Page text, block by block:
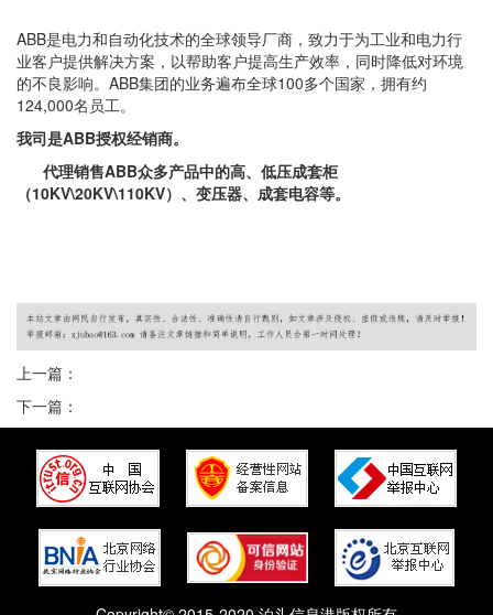
ABB是电力和自动化技术的全球领导厂商，致力于为工业和电力行
业客户提供解决方案，以帮助客户提高生产效率，同时降低对环境
的不良影响。ABB集团的业务遍布全球100多个国家，拥有约
124,000名员工。
我司是ABB授权经销商。
代理销售ABB众多产品中的高、低压成套柜
（10KV\20KV\110KV）、变压器、成套电容等。
上一篇：
下一篇：